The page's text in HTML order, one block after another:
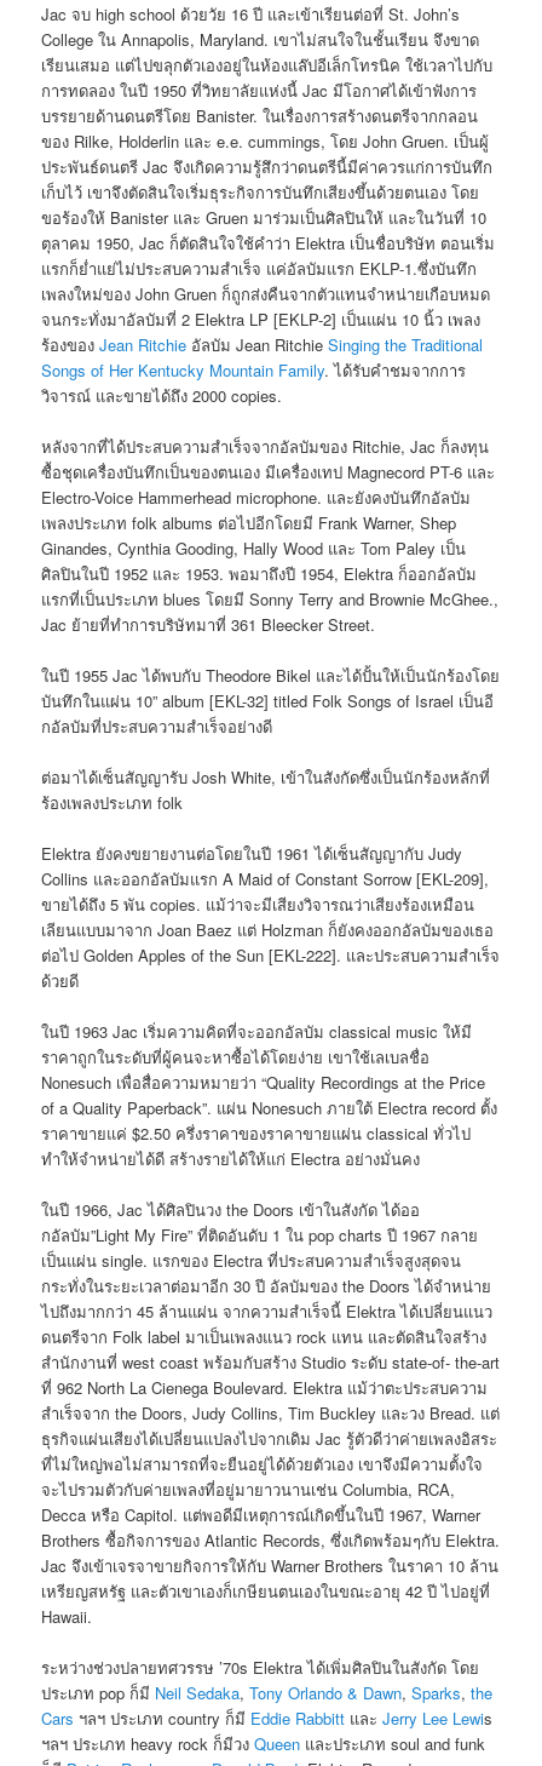
Jac จบ high school ด้วยวัย 16 ปี และเข้าเรียนต่อที่ St. John’s
College ใน Annapolis, Maryland. เขาไม่สนใจในชั้นเรียน จึงขาด
เรียนเสมอ แต่ไปขลุกตัวเองอยู่ในห้องแล๊ปอีเล็กโทรนิค ใช้เวลาไปกับ
การทดลอง ในปี 1950 ที่วิทยาลัยแห่งนี้ Jac มีโอกาศได้เข้าฟังการ
บรรยายด้านดนตรีโดย Banister. ในเรื่องการสร้างดนตรีจากกลอน
ของ Rilke, Holderlin และ e.e. cummings, โดย John Gruen. เป็นผู้
ประพันธ์ดนตรี Jac จึงเกิดความรู้สึกว่าดนตรีนี้มีค่าควรแก่การบันทึก
เก็บไว้ เขาจึงตัดสินใจเริ่มธุระกิจการบันทึกเสียงขึ้นด้วยตนเอง โดย
ขอร้องให้ Banister และ Gruen มาร่วมเป็นศิลปินให้ และในวันที่ 10
ตุลาคม 1950, Jac ก็ตัดสินใจใช้คำว่า Elektra เป็นชื่อบริษัท ตอนเริ่ม
แรกก็ย่ำแย่ไม่ประสบความสำเร็จ แค่อัลบัมแรก EKLP-1.ซึ่งบันทึก
เพลงใหม่ของ John Gruen ก็ถูกส่งคืนจากตัวแทนจำหน่ายเกือบหมด
จนกระทั่งมาอัลบัมที่ 2 Elektra LP [EKLP-2] เป็นแผ่น 10 นิ้ว เพลง
ร้องของJean Ritchie อัลบัม Jean RitchieSinging the Traditional
Songs of Her Kentucky Mountain Family. ได้รับคำชมจากการ
วิจารณ์ และขายได้ถึง 2000 copies.
หลังจากที่ได้ประสบความสำเร็จจากอัลบัมของ Ritchie, Jac ก็ลงทุน
ซื้อชุดเครื่องบันทึกเป็นของตนเอง มีเครื่องเทป Magnecord PT-6 และ
Electro-Voice Hammerhead microphone. และยังคงบันทึกอัลบัม
เพลงประเภท folk albums ต่อไปอีกโดยมี Frank Warner, Shep
Ginandes, Cynthia Gooding, Hally Wood และ Tom Paley เป็น
ศิลปินในปี 1952 และ 1953. พอมาถึงปี 1954, Elektra ก็ออกอัลบัม
แรกที่เป็นประเภท blues โดยมี Sonny Terry and Brownie McGhee.,
Jac ย้ายที่ทำการบริษัทมาที่ 361 Bleecker Street.
ในปี 1955 Jac ได้พบกับ Theodore Bikel และได้ปั้นให้เป็นนักร้องโดย
บันทึกในแผ่น 10” album [EKL-32] titled Folk Songs of Israel เป็นอี
กอัลบัมที่ประสบความสำเร็จอย่างดี
ต่อมาได้เซ็นสัญญารับ Josh White, เข้าในสังกัดซึ่งเป็นนักร้องหลักที่
ร้องเพลงประเภท folk
Elektra ยังคงขยายงานต่อโดยในปี 1961 ได้เซ็นสัญญากับ Judy
Collins และออกอัลบัมแรก A Maid of Constant Sorrow [EKL-209],
ขายได้ถึง 5 พัน copies. แม้ว่าจะมีเสียงวิจารณว่าเสียงร้องเหมือน
เลียนแบบมาจาก Joan Baez แต่ Holzman ก็ยังคงออกอัลบัมของเธอ
ต่อไป Golden Apples of the Sun [EKL-222]. และประสบความสำเร็จ
ด้วยดี
ในปี 1963 Jac เริ่มความคิดที่จะออกอัลบัม classical music ให้มี
ราคาถูกในระดับที่ผู้คนจะหาซื้อได้โดยง่าย เขาใช้เลเบลชื่อ
Nonesuch เพื่อสื่อความหมายว่า “Quality Recordings at the Price
of a Quality Paperback”. แผ่น Nonesuch ภายใต้ Electra record ตั้ง
ราคาขายแค่ $2.50 ครึ่งราคาของราคาขายแผ่น classical ทั่วไป
ทำให้จำหน่ายได้ดี สร้างรายได้ให้แก่ Electra อย่างมั่นคง
ในปี 1966, Jac ได้ศิลปินวง the Doors เข้าในสังกัด ได้ออ
กอัลบัม”Light My Fire” ที่ติดอันดับ 1 ใน pop charts ปี 1967 กลาย
เป็นแผ่น single. แรกของ Electra ที่ประสบความสำเร็จสูงสุดจน
กระทั่งในระยะเวลาต่อมาอีก 30 ปี อัลบัมของ the Doors ได้จำหน่าย
ไปถึงมากกว่า 45 ล้านแผ่น จากความสำเร็จนี้ Elektra ได้เปลี่ยนแนว
ดนตรีจาก Folk label มาเป็นเพลงแนว rock แทน และตัดสินใจสร้าง
สำนักงานที่ west coast พร้อมกับสร้าง Studio ระดับ state-of- the-art
ที่ 962 North La Cienega Boulevard. Elektra แม้ว่าตะประสบความ
สำเร็จจาก the Doors, Judy Collins, Tim Buckley และวง Bread. แต่
ธุรกิจแผ่นเสียงได้เปลี่ยนแปลงไปจากเดิม Jac รู้ตัวดีว่าค่ายเพลงอิสระ
ที่ไม่ใหญ่พอไม่สามารถที่จะยืนอยู่ได้ด้วยตัวเอง เขาจึงมีความตั้งใจ
จะไปรวมตัวกับค่ายเพลงที่อยู่มายาวนานเช่น Columbia, RCA,
Decca หรือ Capitol. แต่พอดีมีเหตุการณ์เกิดขึ้นในปี 1967, Warner
Brothers ซื้อกิจการของ Atlantic Records, ซึ่งเกิดพร้อมๆกับ Elektra.
Jac จึงเข้าเจรจาขายกิจการให้กับ Warner Brothers ในราคา 10 ล้าน
เหรียญสหรัฐ และตัวเขาเองก็เกษียนตนเองในขณะอายุ 42 ปี ไปอยู่ที่
Hawaii.
ระหว่างช่วงปลายทศวรรษ ’70s Elektra ได้เพิ่มศิลปินในสังกัด โดย
ประเภท pop ก็มี Neil Sedaka,Tony Orlando & Dawn,Sparks,the
Cars ฯลฯ ประเภท country ก็มี Eddie Rabbitt และJerry Lee Lewis
ฯลฯ ประเภท heavy rock ก็มีวงQueen และประเภท soul and funk